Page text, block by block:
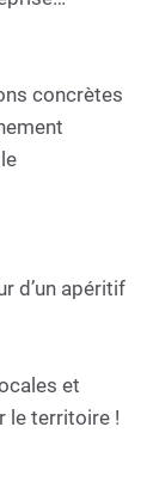
concrètes
d’un apéritif
et
le territoire !